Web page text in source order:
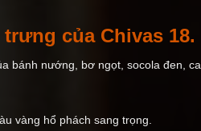
của Chivas 18.
bánh nướng, bơ ngọt, socola đen,
vàng hổ phách sang trọng.